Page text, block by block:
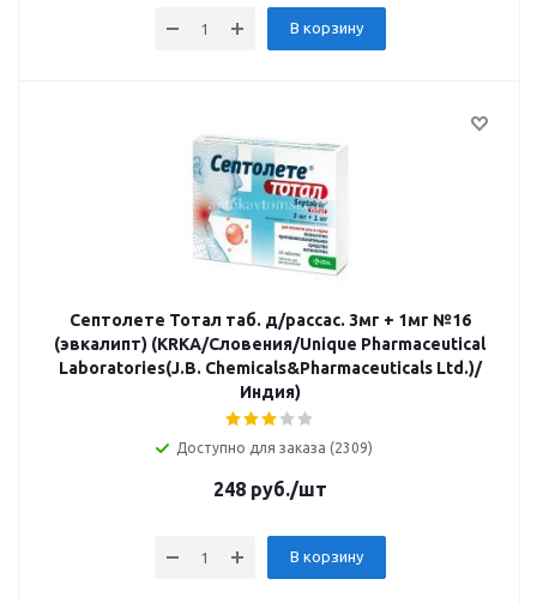
В корзину
Септолете Тотал таб. д/рассас. 3мг + 1мг №16
(эвкалипт) (KRKA/Словения/Unique Pharmaceutical
Laboratories(J.B. Chemicals&Pharmaceuticals Ltd.)/
Индия)
Доступно для заказа (2309)
248руб./шт
В корзину